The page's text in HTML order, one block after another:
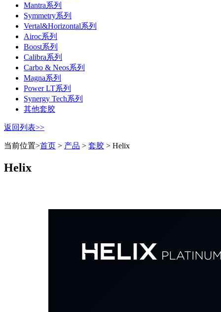
Mantra系列
Symmetry系列
Vertal&Horizontal系列
Airoc系列
Boost系列
Calibra系列
Carbo & Neos系列
Magna系列
Power LT系列
Synergy Tech系列
其他套胶
返回列表>>
当前位置>首页 > 产品 > 套胶 > Helix
Helix